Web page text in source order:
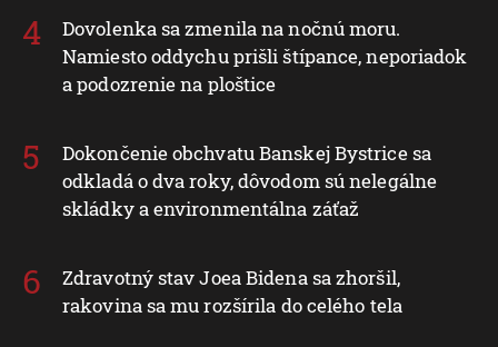
Dovolenka sa zmenila na nočnú moru.
Namiesto oddychu prišli štípance, neporiadok
a podozrenie na ploštice
Dokončenie obchvatu Banskej Bystrice sa
odkladá o dva roky, dôvodom sú nelegálne
skládky a environmentálna záťaž
Zdravotný stav Joea Bidena sa zhoršil,
rakovina sa mu rozšírila do celého tela